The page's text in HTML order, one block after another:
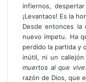
infiernos,
¡Levantaos! Es la
Desde entonces la
nuevo ímpetu. Ha
perdido la partida y
inútil, ni un
muertos al que vive
razón de Dios, que